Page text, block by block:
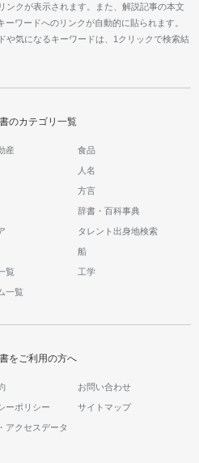
ンクが表示されます。また、解説記事の本文
ワードへのリンクが自動的に貼られます。
や気になるキーワードは、1クリックで検索結
のカテゴリ一覧
産 食品
人名
方言
辞書・百科事典
タレント出身地検索
船
覧 工学
一覧
をご利用の方へ
お問い合わせ
ーポリシー サイトマップ
アクセスデータ